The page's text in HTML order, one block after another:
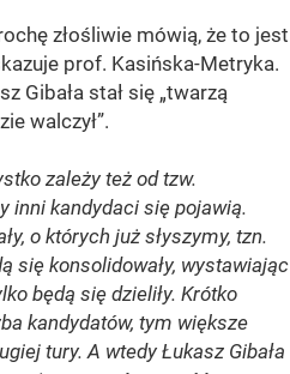
złośliwie mówią, że to jest
prof. Kasińska-Metryka.
Gibała stał się „twarzą
walczył”.
zależy też od tzw.
inni kandydaci się pojawią.
o których już słyszymy, tzn.
się konsolidowały, wystawiając
będą się dzieliły. Krótko
kandydatów, tym większe
tury. A wtedy Łukasz Gibała